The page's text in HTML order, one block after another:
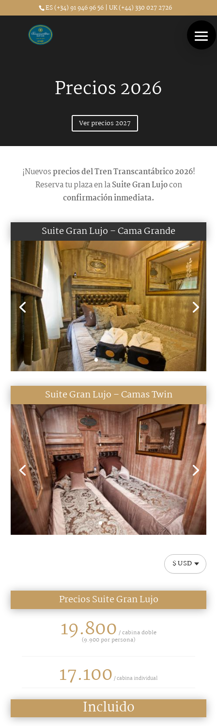
ES (+34) 91 946 96 56 | UK (+44) 330 027 2726
Precios 2026
Ver precios 2027
¡Nuevos precios del Tren Transcantábrico 2026!
Reserva tu plaza en laSuite Gran Lujocon
confirmación inmediata.
Suite Gran Lujo – Cama Grande
Suite Gran Lujo – Camas Twin
$ USD
Precios Suite Gran Lujo
19.800 / cabina doble
(9.900 por persona)
17.100 / cabina individual
Incluido